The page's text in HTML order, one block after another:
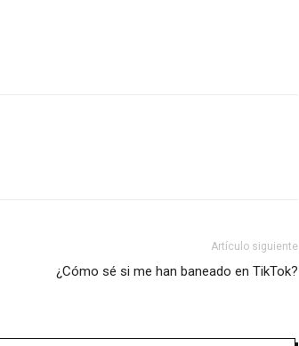
Artículo siguiente
¿Cómo sé si me han baneado en TikTok?